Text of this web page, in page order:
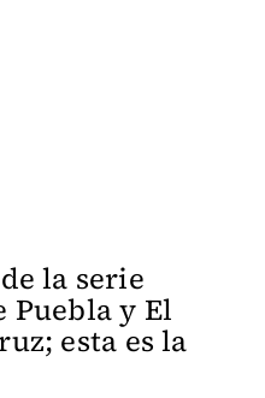
la serie
Puebla y El
esta es la